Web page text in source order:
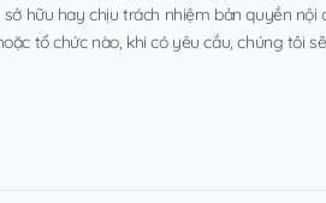
hữu hay chịu trách nhiệm bản quyền nội
tổ chức nào, khi có yêu cầu, chúng tôi